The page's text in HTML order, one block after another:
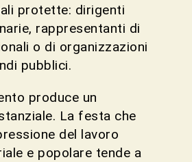
protette: dirigenti
rappresentanti di
o di organizzazioni
pubblici.
produce un
La festa che
del lavoro
e popolare tende a